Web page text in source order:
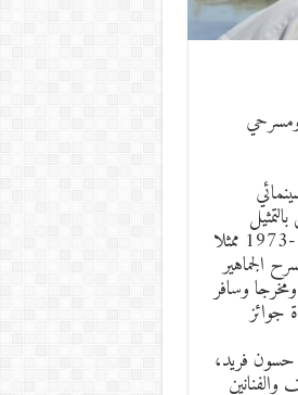
ومسرحي
واستمر في المدارس حتى اعتليت خشبة المسرح القومي، الكائنة في كرادة مريم بين عامي 1972-1973 ممثلا
الجماهير
وسافر
1977. حصل على عدة جوائز
الاساتذة بدري حسون فريد،